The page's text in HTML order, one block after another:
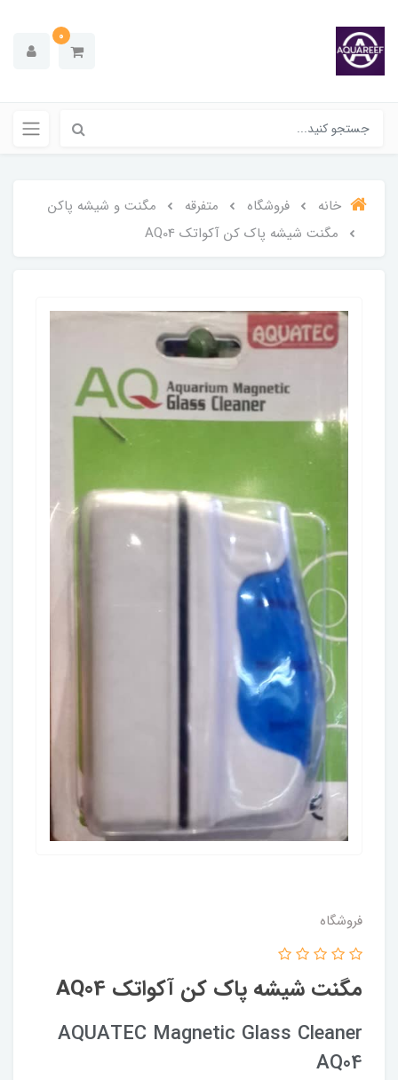
0
خانه فروشگاه متفرقه
مگنت و شیشه پاکن
مگنت شیشه پاک کن آکواتک AQ04
فروشگاه
مگنت شیشه پاک کن آکواتک AQ04
AQUATEC Magnetic Glass Cleaner
AQ04